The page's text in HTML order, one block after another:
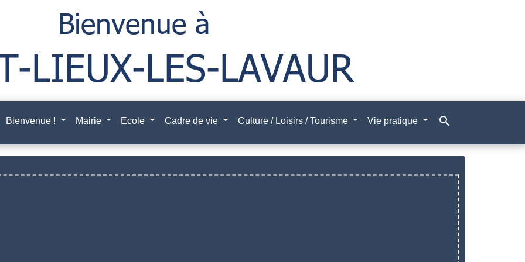
Bienvenue ! Mairie Ecole Cadre de vie Culture / Loisirs / Tourisme Vie pratique search